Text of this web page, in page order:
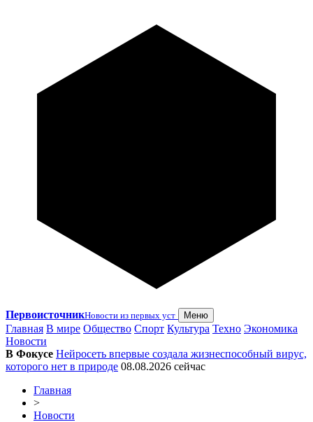
ПервоисточникНовости из первых уст Меню
Главная В мире Общество Спорт Культура Техно Экономика
Новости
В Фокусе Нейросеть впервые создала жизнеспособный вирус,
которого нет в природе 08.08.2026 сейчас
Главная
>
Новости